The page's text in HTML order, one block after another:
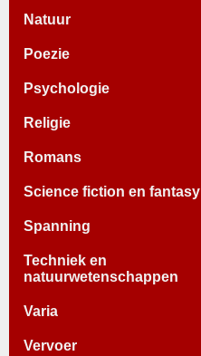
Natuur
Poezie
Psychologie
Religie
Romans
Science fiction en fantasy
Spanning
Techniek en
natuurwetenschappen
Varia
Vervoer